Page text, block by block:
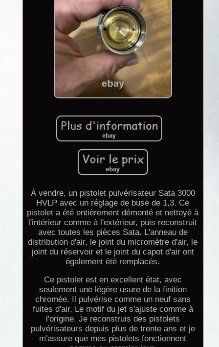
À vendre, un pistolet pulvérisateur Sata 3000
HVLP avec un réglage de buse de 1,3. Ce
pistolet a été entièrement démonté et nettoyé à
l'intérieur comme à l'extérieur, puis reconstruit
avec toutes les pièces Sata. L'anneau de
distribution d'air, le joint du micromètre d'air, le
joint du réservoir et le joint du capot d'air ont
également été remplacés.
Ce pistolet est en excellent état, avec
seulement une légère usure de la finition
chromée. Il pulvérise comme un neuf sans
fuites d'air. Le motif du jet s'ajuste comme à
l'origine. Je reconstruis des pistolets
pulvérisateurs depuis plus de trente ans et je
m'assure que mes pistolets fonctionnent